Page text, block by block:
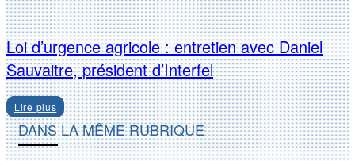
Loi d’urgence agricole : entretien avec Daniel
Sauvaitre, président d’Interfel
Lire plus
DANS LA MÊME RUBRIQUE